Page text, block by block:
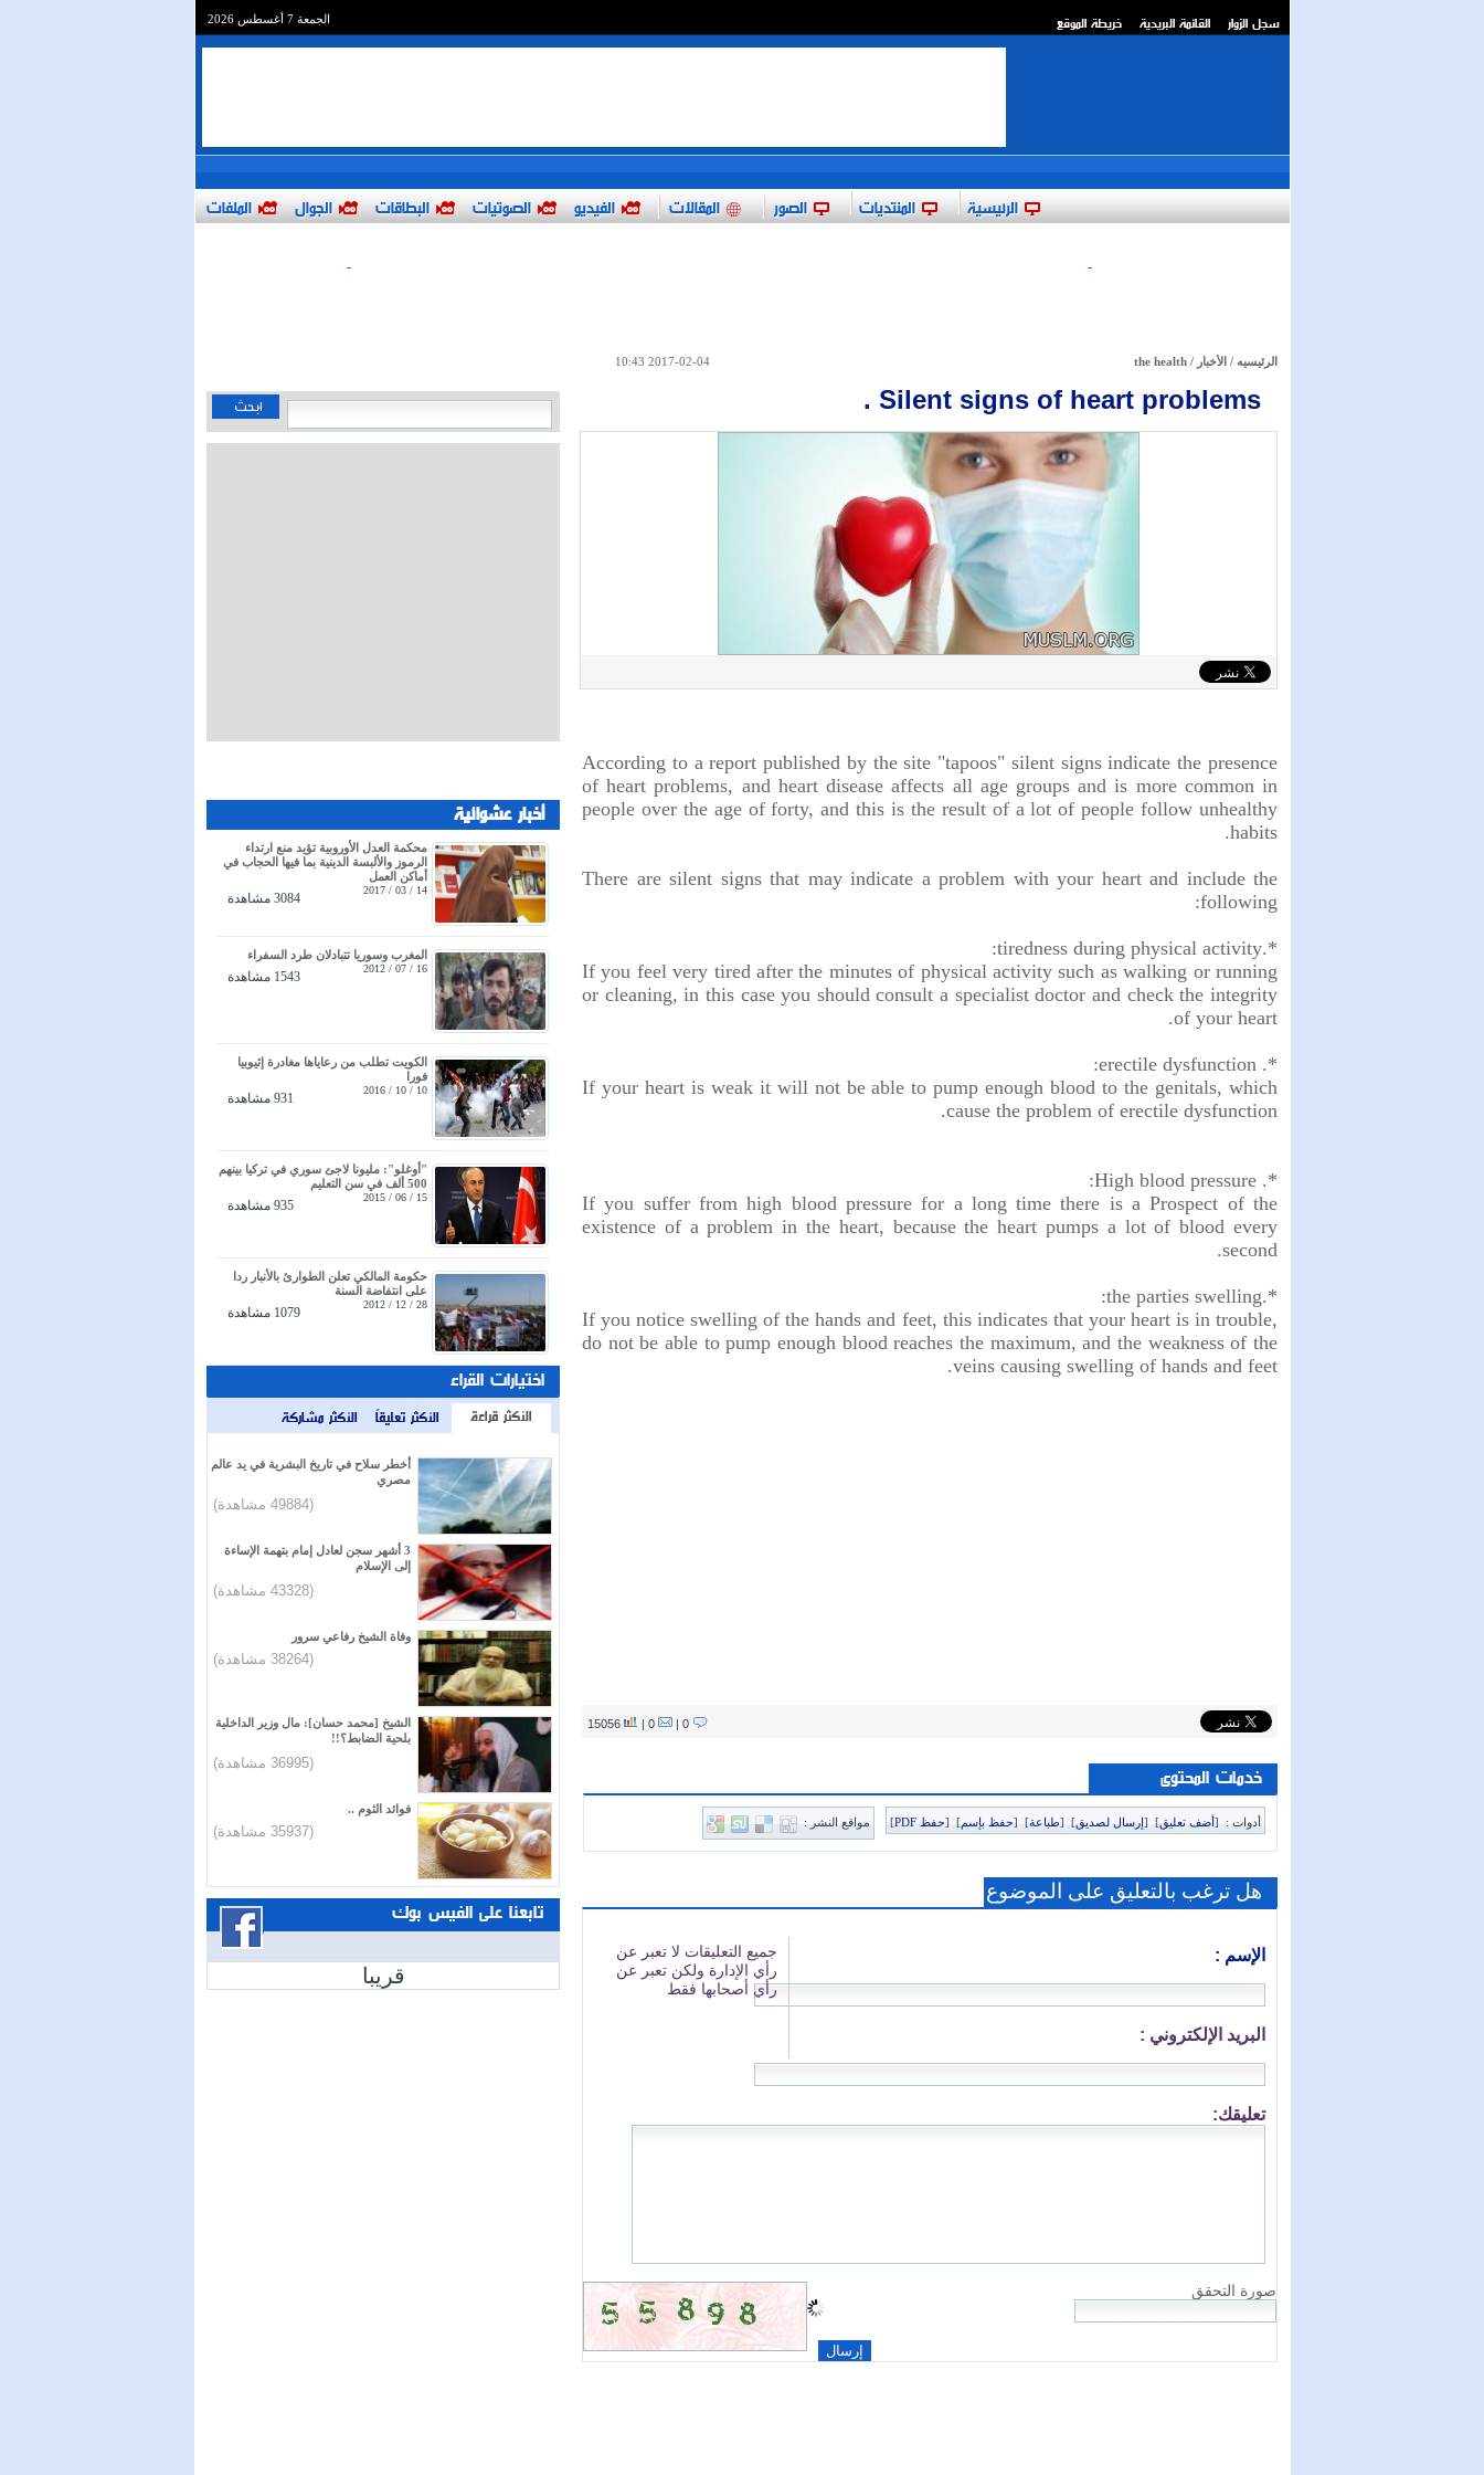
الجمعة 7 أغسطس 2026 سجل الزوار القائمة البريدية خريطة الموقع
الرئيسية المنتديات الصور المقالات الفيديو الصوتيات البطاقات الجوال الملفات
-
-
الرئيسيه / الأخبار /
the health
2017-02-04 10:43
Silent signs of heart problems .
According to a report published by the site "tapoos" silent signs indicate the presence
of heart problems, and heart disease affects all age groups and is more common in
people over the age of forty, and this is the result of a lot of people follow unhealthy
habits.
There are silent signs that may indicate a problem with your heart and include the
following:
*.tiredness during physical activity:
If you feel very tired after the minutes of physical activity such as walking or running
or cleaning, in this case you should consult a specialist doctor and check the integrity
of your heart.
*. erectile dysfunction:
If your heart is weak it will not be able to pump enough blood to the genitals, which
cause the problem of erectile dysfunction.
*. High blood pressure:
If you suffer from high blood pressure for a long time there is a Prospect of the
existence of a problem in the heart, because the heart pumps a lot of blood every
second.
*.the parties swelling:
If you notice swelling of the hands and feet, this indicates that your heart is in trouble,
do not be able to pump enough blood reaches the maximum, and the weakness of the
veins causing swelling of hands and feet.
خدمات المحتوى
أدوات : [أضف تعليق]
[إرسال لصديق]
[طباعة]
[حفظ بإسم]
[حفظ PDF ] مواقع النشر :
أخبار عشوائية
محكمة العدل الأوروبية تؤيد منع ارتداء
الرموز والألبسة الدينية بما فيها الحجاب في
أماكن العمل
14 / 03 / 2017
3084 مشاهدة
المغرب وسوريا تتبادلان طرد السفراء
16 / 07 / 2012
1543 مشاهدة
الكويت تطلب من رعاياها مغادرة إثيوبيا
فورا
10 / 10 / 2016
931 مشاهدة
"أوغلو": مليونا لاجئ سوري في تركيا بينهم
500 ألف في سن التعليم
15 / 06 / 2015
935 مشاهدة
حكومة المالكي تعلن الطوارئ بالأنبار ردا
على انتفاضة السنة
28 / 12 / 2012
1079 مشاهدة
اختيارات القراء
الأكثر قراءة الأكثر تعليقاً الأكثر مشاركة
أخطر سلاح في تاريخ البشرية في يد عالم
مصري
(49884 مشاهدة)
3 أشهر سجن لعادل إمام بتهمة الإساءة
إلى الإسلام
(43328 مشاهدة)
وفاة الشيخ رفاعي سرور
(38264 مشاهدة)
الشيخ [محمد حسان]: مال وزير الداخلية
بلحية الضابط؟!!
(36995 مشاهدة)
فوائد الثوم ..
(35937 مشاهدة)
تابعنا على الفيس بوك
قريبا